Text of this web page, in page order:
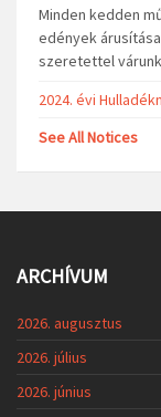
Minden kedden
edények
szeretettel
2024. évi
See All Notices
ARCHÍVUM
2026. augusztus
2026. július
2026. június